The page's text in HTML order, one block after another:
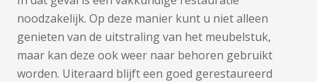
noodzakelijk. Op deze manier kunt u niet alleen
genieten van de uitstraling van het meubelstuk,
maar kan deze ook weer naar behoren gebruikt
worden. Uiteraard blijft een goed gerestaureerd